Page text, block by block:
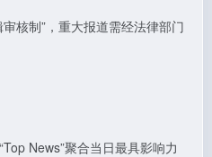
审核制”，重大报道需经法律部门
News”聚合当日最具影响力